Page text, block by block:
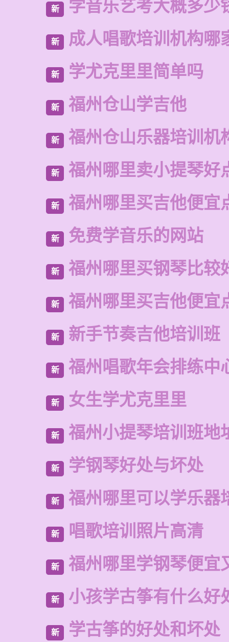
新 学音乐艺考大概多少
新 成人唱歌培训机构哪
新 学尤克里里简单吗
新 福州仓山学吉他
新 福州仓山乐器培训机
新 福州哪里卖小提琴好
新 福州哪里买吉他便宜
新 免费学音乐的网站
新 福州哪里买钢琴比较
新 福州哪里买吉他便宜
新 新手节奏吉他培训班
新 福州唱歌年会排练中
新 女生学尤克里里
新 福州小提琴培训班地
新 学钢琴好处与坏处
新 福州哪里可以学乐器
新 唱歌培训照片高清
新 福州哪里学钢琴便宜
新 小孩学古筝有什么好
新 学古筝的好处和坏处